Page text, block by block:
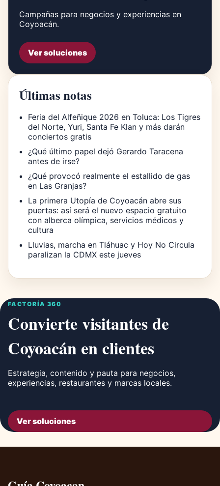
Campañas para negocios y experiencias en
Coyoacán.
Ver soluciones
Últimas notas
Feria del Alfeñique 2026 en Toluca: Los Tigres
del Norte, Yuri, Santa Fe Klan y más darán
conciertos gratis
¿Qué último papel dejó Gerardo Taracena
antes de irse?
¿Qué provocó realmente el estallido de gas
en Las Granjas?
La primera Utopía de Coyoacán abre sus
puertas: así será el nuevo espacio gratuito
con alberca olímpica, servicios médicos y
cultura
Lluvias, marcha en Tláhuac y Hoy No Circula
paralizan la CDMX este jueves
FACTORÍA 360
Convierte visitantes de
Coyoacán en clientes
Estrategia, contenido y pauta para negocios,
experiencias, restaurantes y marcas locales.
Ver soluciones